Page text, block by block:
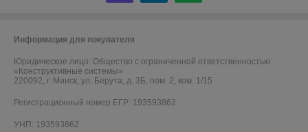
Информация для покупателя
Юридическое лицо: Общество с ограниченной ответственностью
«Конструктивные системы»
220092, г. Минск, ул. Берута, д. 3Б, пом. 2, ком. 1/15
Регистрационный номер ЕГР: 193593862
УНП: 193593862